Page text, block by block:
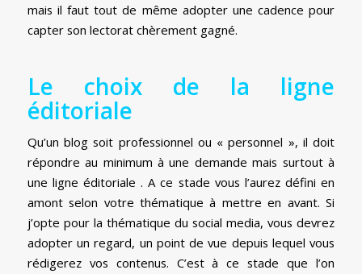
mais il faut tout de même adopter une cadence pour
capter son lectorat chèrement gagné.
Le choix de la ligne
éditoriale
Qu’un blog soit professionnel ou « personnel », il doit
répondre au minimum à une demande mais surtout à
une ligne éditoriale . A ce stade vous l’aurez défini en
amont selon votre thématique à mettre en avant. Si
j’opte pour la thématique du social media, vous devrez
adopter un regard, un point de vue depuis lequel vous
rédigerez vos contenus. C’est à ce stade que l’on